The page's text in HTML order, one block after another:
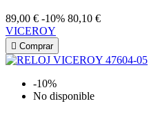
89,00 € -10% 80,10 €
VICEROY
 Comprar
-10%
No disponible